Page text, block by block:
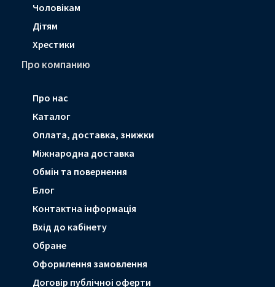
Чоловікам
Дітям
Хрестики
Про компанию
Про нас
Каталог
Оплата, доставка, знижки
Мiжнародна доставка
Обмін та повернення
Блог
Контактна інформація
Вхід до кабінету
Обране
Оформлення замовлення
Договір публічноі оферти